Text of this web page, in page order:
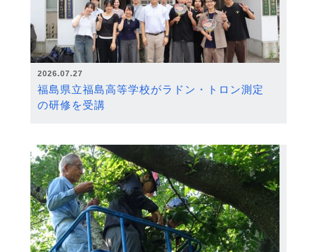
2026.07.27
福島県立福島高等学校がラドン・トロン測定
の研修を受講